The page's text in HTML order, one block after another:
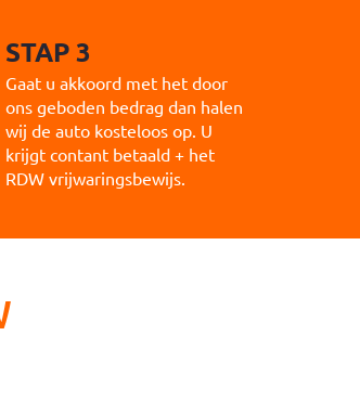
STAP 3
Gaat u akkoord met het door
ons geboden bedrag dan halen
wij de auto kosteloos op. U
krijgt contant betaald + het
RDW vrijwaringsbewijs.